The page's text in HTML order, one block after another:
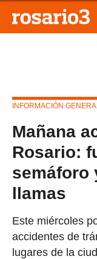
INFORMACIÓN
Mañana
Rosario:
semáforo
llamas
Este miércoles
accidentes de
lugares de la